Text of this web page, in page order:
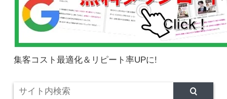
集客コスト最適化＆リピート率UPに!